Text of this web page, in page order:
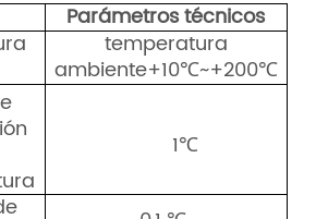
Parámetrostécnicos
temperatura
ambiente+10℃~+200℃
1℃